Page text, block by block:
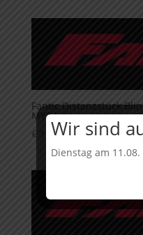
Fantic Distanzstück
MY24
€ 1,68Wir sind
Dienstag am